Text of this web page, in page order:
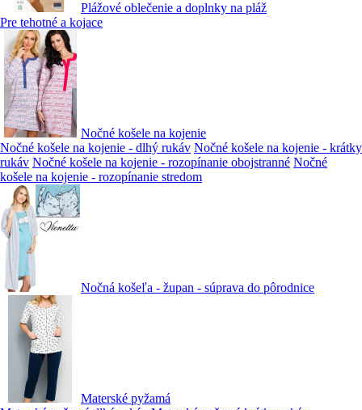
Plážové oblečenie a doplnky na pláž
Pre tehotné a kojace
Nočné košele na kojenie
Nočné košele na kojenie - dlhý rukáv Nočné košele na kojenie - krátky
rukáv Nočné košele na kojenie - rozopínanie obojstranné Nočné
košele na kojenie - rozopínanie stredom
Nočná košeľa - župan - súprava do pôrodnice
Materské pyžamá